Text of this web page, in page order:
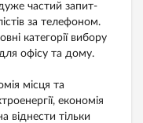
частий запит-
за телефоном.
категорії вибору
офісу та дому.
місця та
економія
тільки